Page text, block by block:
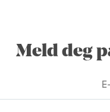
Meld deg